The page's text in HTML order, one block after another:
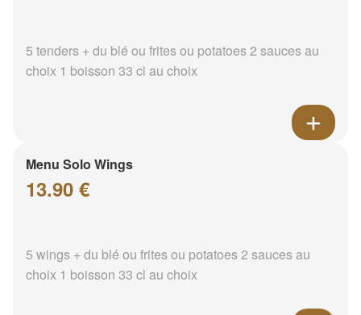
5 tenders + du blé ou frites ou potatoes 2 sauces au
choix 1 boisson 33 cl au choix
Menu Solo Wings
13.90 €
5 wings + du blé ou frites ou potatoes 2 sauces au
choix 1 boisson 33 cl au choix